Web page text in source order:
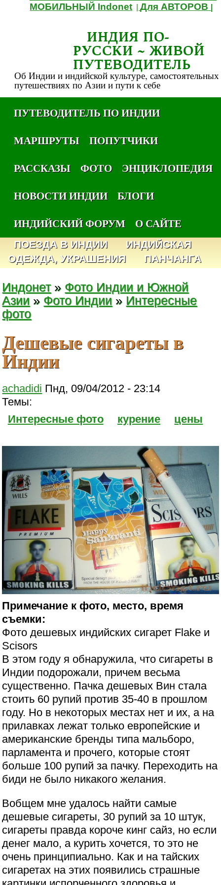
МОБИЛЬНЫЙ Indonet |Для АВТОРОВ
ИНДИЯ ПО-
РУССКИ ~ ЖИВОЙ
ПУТЕВОДИТЕЛЬ
Об Индии и индийской культуре, самостоятельных
путешествиях по Азии и пути к себе
ПУТЕВОДИТЕЛЬ ПО ИНДИИ
МАРШРУТЫ
ПОПУТЧИКИ
РАССКАЗЫ
ФОТО
ЭНЦИКЛОПЕДИЯ
НОВОСТИ ИНДИИ
БЛОГИ
ИНДИЙСКИЙ ФОРУМ
О САЙТЕ
ПОЕЗДА В ИНДИИ
ИНДИЙСКАЯ
ОДЕЖДА, УКРАШЕНИЯ
ПАНЧАНГА
Индонет» Фото Индии и Южной
Азии » Фото Индии » Интересные
фото
Дешевые сигареты в
Индии
achadidi Пнд, 09/04/2012 - 23:14
Темы:
Интересные фото
курение цены
Примечание к фото, место, время
съемки:
Фото дешевых индийских сигарет Flake и
Scisоrs
В этом году я обнаружила, что сигареты в
Индии подорожали, причем весьма
существенно. Пачка дешевых Вин стала
стоить 60 рупий против 35-40 в прошлом
году. Но в некоторых местах нет и их, а на
прилавках лежат только европейские и
американские бренды типа мальборо,
парламента и прочего, которые стоят
больше 100 рупий за пачку. Переходить на
биди не было никакого желания.
Вобщем мне удалось найти самые
дешевые сигареты, 30 рупий за 10 штук,
сигареты правда короче кинг сайз, но если
денег мало, а курить хочется, то это не
очень принципиально. Как и на тайских
сигаретах на этих появились страшные